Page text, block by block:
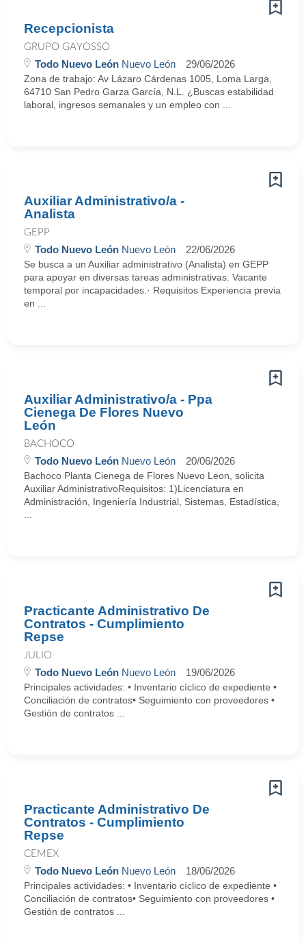
Recepcionista
GRUPO GAYOSSO
Todo Nuevo León Nuevo León 29/06/2026
Zona de trabajo: Av Lázaro Cárdenas 1005, Loma Larga,
64710 San Pedro Garza García, N.L. ¿Buscas estabilidad
laboral, ingresos semanales y un empleo con ...
Auxiliar Administrativo/a -
Analista
GEPP
Todo Nuevo León Nuevo León 22/06/2026
Se busca a un Auxiliar administrativo (Analista) en GEPP
para apoyar en diversas tareas administrativas. Vacante
temporal por incapacidades.· Requisitos Experiencia previa
en ...
Auxiliar Administrativo/a - Ppa
Cienega De Flores Nuevo
León
BACHOCO
Todo Nuevo León Nuevo León 20/06/2026
Bachoco Planta Cienega de Flores Nuevo Leon, solicita
Auxiliar AdministrativoRequisitos: 1)Licenciatura en
Administración, Ingeniería Industrial, Sistemas, Estadística,
Practicante Administrativo De
Contratos - Cumplimiento
Repse
JULIO
Todo Nuevo León Nuevo León 19/06/2026
Principales actividades: • Inventario cíclico de expediente •
Conciliación de contratos• Seguimiento con proveedores •
Gestión de contratos ...
Practicante Administrativo De
Contratos - Cumplimiento
Repse
CEMEX
Todo Nuevo León Nuevo León 18/06/2026
Principales actividades: • Inventario cíclico de expediente •
Conciliación de contratos• Seguimiento con proveedores •
Gestión de contratos ...